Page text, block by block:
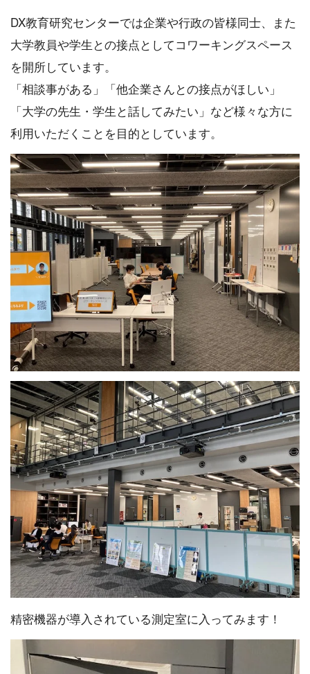
DX教育研究センターでは企業や行政の皆様同士、また
大学教員や学生との接点としてコワーキングスペース
を開所しています。
「相談事がある」「他企業さんとの接点がほしい」
「大学の先生・学生と話してみたい」など様々な方に
利用いただくことを目的としています。
精密機器が導入されている測定室に入ってみます！